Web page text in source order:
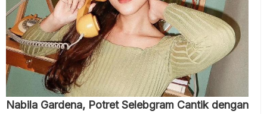
Nabila Gardena, Potret Selebgram Cantik dengan